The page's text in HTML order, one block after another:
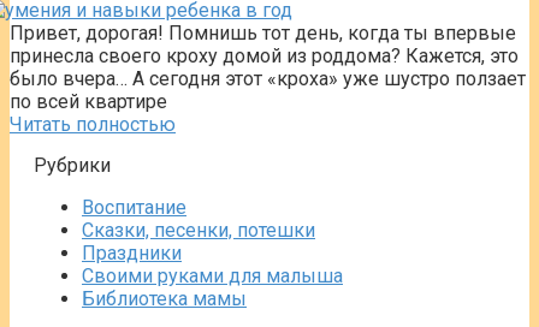
Привет, дорогая! Помнишь тот день, когда ты впервые
принесла своего кроху домой из роддома? Кажется, это
было вчера… А сегодня этот «кроха» уже шустро ползает
по всей квартире
Читать полностью
Рубрики
Воспитание
Сказки, песенки, потешки
Праздники
Своими руками для малыша
Библиотека мамы